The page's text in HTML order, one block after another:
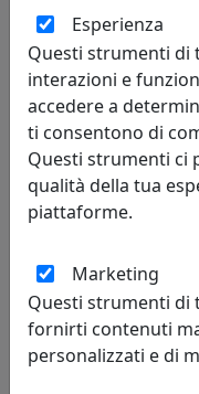
TAVOLINO CONICO
PIOGGIA
MemeDesign
Esperienza
Questi strumenti di
interazioni e
accedere a
ti consentono di
Questi strumenti ci
qualità della tua
piattaforme.
Marketing
Questi strumenti di
fornirti contenuti
personalizzati e di